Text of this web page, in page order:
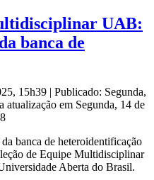
UAB:
banca de
15h39 | Publicado: Segunda,
atualização em Segunda, 14 de
banca de heteroidentificação
de Equipe Multidisciplinar
Aberta do Brasil.